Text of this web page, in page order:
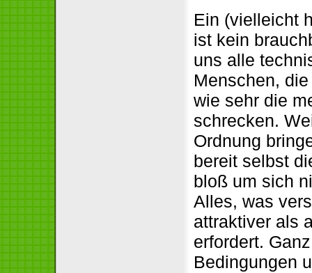
Ein (vielleicht
ist kein
uns alle
Menschen,
wie sehr die
schrecken.
Ordnung
bereit selbst
bloß um sich
Alles, was
attraktiver als
erfordert.
Bedingungen